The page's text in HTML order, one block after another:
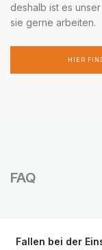
deshalb ist es
sie gerne arbeiten.
HIER
FAQ
Fallen bei der